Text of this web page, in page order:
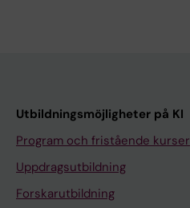
Utbildningsmöjligheter på KI
Program och fristående kurser
Uppdragsutbildning
Forskarutbildning